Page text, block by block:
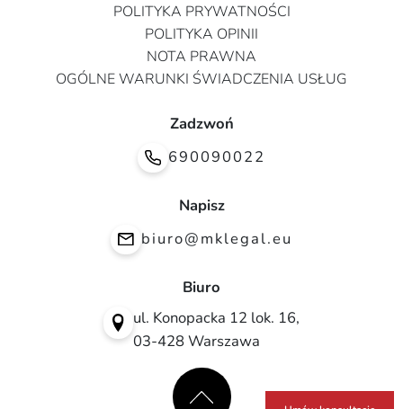
POLITYKA PRYWATNOŚCI
POLITYKA OPINII
NOTA PRAWNA
OGÓLNE WARUNKI ŚWIADCZENIA USŁUG
Zadzwoń
690090022
Napisz
biuro@mklegal.eu
Biuro
ul. Konopacka 12 lok. 16,
03-428 Warszawa